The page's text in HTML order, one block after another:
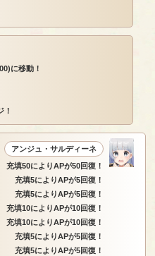
に移動！
！
アンジュ・サルディーネ
充填50によりAPが50回復！
充填5によりAPが5回復！
充填5によりAPが5回復！
充填10によりAPが10回復！
充填10によりAPが10回復！
充填5によりAPが5回復！
充填5によりAPが5回復！